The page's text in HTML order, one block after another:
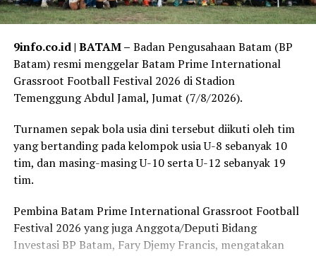
9info.co.id | BATAM – Badan Pengusahaan Batam (BP
Batam) resmi menggelar Batam Prime International
Grassroot Football Festival 2026 di Stadion
Temenggung Abdul Jamal, Jumat (7/8/2026).
Turnamen sepak bola usia dini tersebut diikuti oleh tim
yang bertanding pada kelompok usia U-8 sebanyak 10
tim, dan masing-masing U-10 serta U-12 sebanyak 19
tim.
Pembina Batam Prime International Grassroot Football
Festival 2026 yang juga Anggota/Deputi Bidang
Investasi BP Batam, Fary Djemy Francis, mengatakan